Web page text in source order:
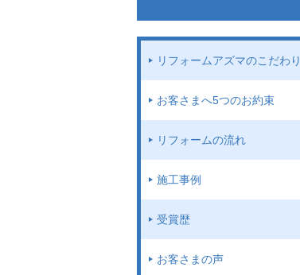
リフォームアズマのこだわり
お客さまへ5つのお約束
リフォームの流れ
施工事例
受賞歴
お客さまの声